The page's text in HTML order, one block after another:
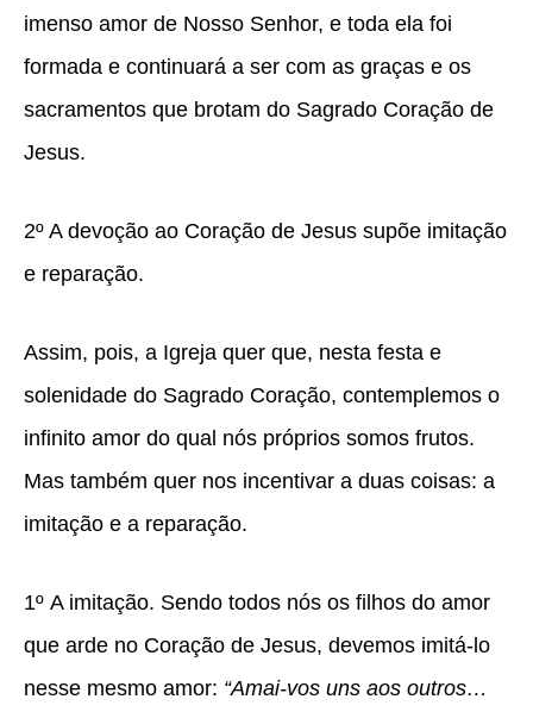
imenso amor de Nosso Senhor, e toda ela foi
formada e continuará a ser com as graças e os
sacramentos que brotam do Sagrado Coração de
Jesus.
2º A devoção ao Coração de Jesus supõe imitação
e reparação.
Assim, pois, a Igreja quer que, nesta festa e
solenidade do Sagrado Coração, contemplemos o
infinito amor do qual nós próprios somos frutos.
Mas também quer nos incentivar a duas coisas: a
imitação e a reparação.
1º A imitação. Sendo todos nós os filhos do amor
que arde no Coração de Jesus, devemos imitá-lo
nesse mesmo amor: “Amai-vos uns aos outros…